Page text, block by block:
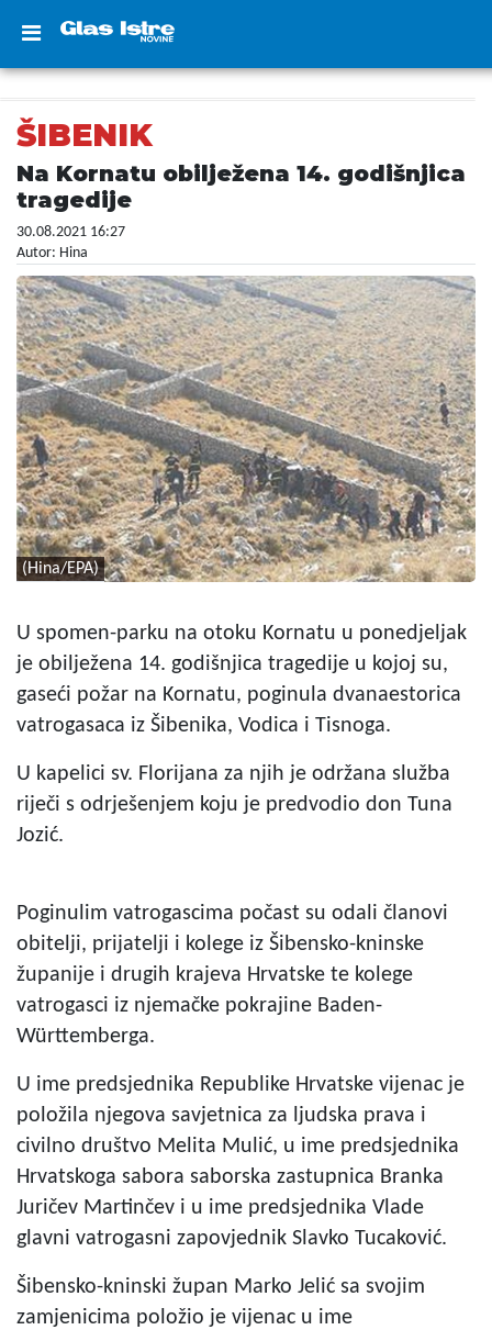
ŠIBENIK
Na Kornatu obilježena 14. godišnjica
tragedije
30.08.2021 16:27
Autor: Hina
(Hina/EPA)
U spomen-parku na otoku Kornatu u ponedjeljak
je obilježena 14. godišnjica tragedije u kojoj su,
gaseći požar na Kornatu, poginula dvanaestorica
vatrogasaca iz Šibenika, Vodica i Tisnoga.
U kapelici sv. Florijana za njih je održana služba
riječi s odrješenjem koju je predvodio don Tuna
Jozić.
Poginulim vatrogascima počast su odali članovi
obitelji, prijatelji i kolege iz Šibensko-kninske
županije i drugih krajeva Hrvatske te kolege
vatrogasci iz njemačke pokrajine Baden-
Württemberga.
U ime predsjednika Republike Hrvatske vijenac je
položila njegova savjetnica za ljudska prava i
civilno društvo Melita Mulić, u ime predsjednika
Hrvatskoga sabora saborska zastupnica Branka
Juričev Martinčev i u ime predsjednika Vlade
glavni vatrogasni zapovjednik Slavko Tucaković.
Šibensko-kninski župan Marko Jelić sa svojim
zamjenicima položio je vijenac u ime